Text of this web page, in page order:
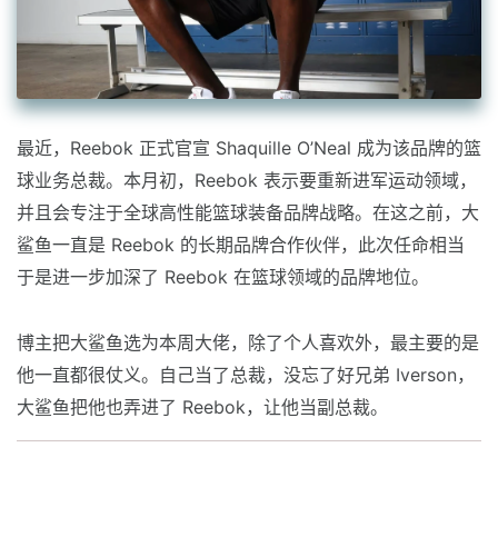
最近，Reebok 正式官宣 Shaquille O’Neal 成为该品牌的篮
球业务总裁。本月初，Reebok 表示要重新进军运动领域，
并且会专注于全球高性能篮球装备品牌战略。在这之前，大
鲨鱼一直是 Reebok 的长期品牌合作伙伴，此次任命相当
于是进一步加深了 Reebok 在篮球领域的品牌地位。
博主把大鲨鱼选为本周大佬，除了个人喜欢外，最主要的是
他一直都很仗义。自己当了总裁，没忘了好兄弟 Iverson，
大鲨鱼把他也弄进了 Reebok，让他当副总裁。